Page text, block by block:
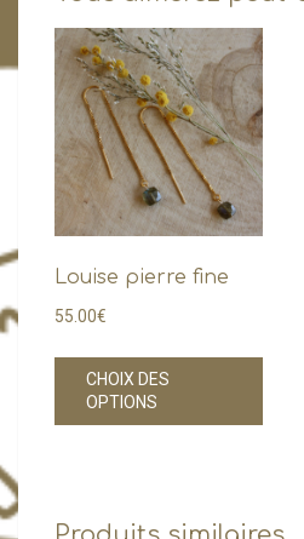
Louise pierre fine
55.00€
CHOIX DES
OPTIONS
Ce